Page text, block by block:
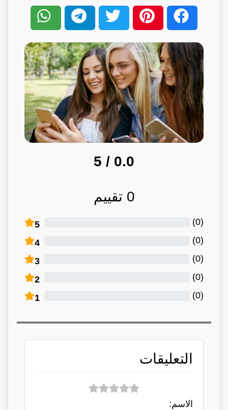
0.0
/ 5
0 تقييم
5 (
0
)
4 (
0
)
3 (
0
)
2 (
0
)
1 (
0
)
التعليقات
الاسم: